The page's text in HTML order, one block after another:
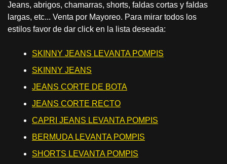
Jeans, abrigos, chamarras, shorts, faldas cortas y faldas
largas, etc... Venta por Mayoreo. Para mirar todos los
estilos favor de dar click en la lista deseada:
SKINNY JEANS LEVANTA POMPIS
SKINNY JEANS
JEANS CORTE DE BOTA
JEANS CORTE RECTO
CAPRI JEANS LEVANTA POMPIS
BERMUDA LEVANTA POMPIS
SHORTS LEVANTA POMPIS